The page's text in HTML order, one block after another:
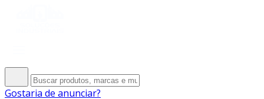
Gostaria de anunciar?